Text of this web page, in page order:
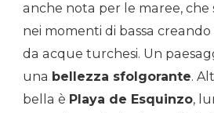
anche nota per le maree, che
nei momenti di bassa
da acque turchesi. Un
una bellezza sfolgorante.
bella è Playa de Esquinzo,